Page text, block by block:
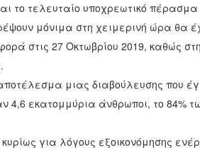
το τελευταίο υποχρεωτικό
μόνιμα στη χειμερινή ώρα θα
στις 27 Οκτωβρίου 2019, καθώς
μιας διαβούλευσης που
4,6 εκατομμύρια άνθρωποι, το 84%
για λόγους εξοικονόμησης